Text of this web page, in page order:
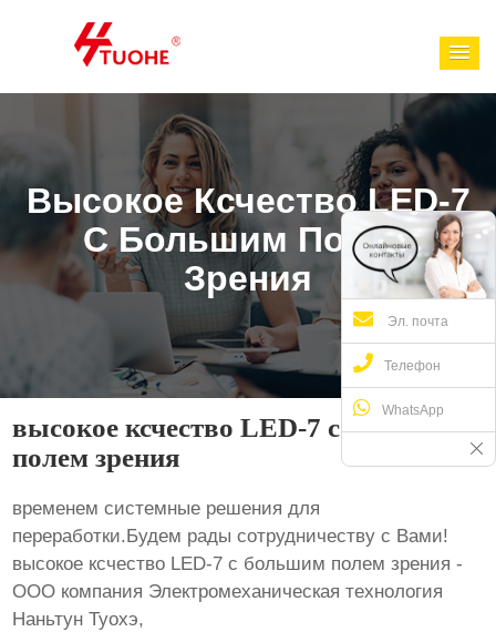
Высокое Ксчество LED-7
С Большим Полем
Зрения
высокое ксчество LED-7 с большим
полем зрения
временем системные решения для
переработки.Будем рады сотрудничеству с Вами!
высокое ксчество LED-7 с большим полем зрения -
ООО компания Электромеханическая технология
Наньтун Туохэ,
Эл. почта
Телефон
WhatsApp